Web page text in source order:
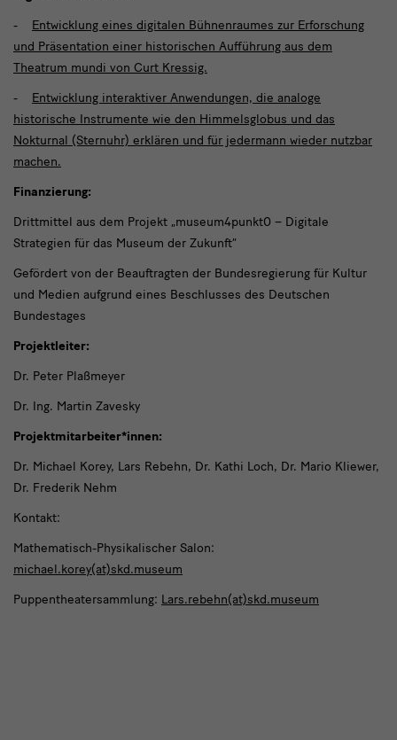
- Entwicklung eines digitalen Bühnenraumes zur Erforschung
und Präsentation einer historischen Aufführung aus dem
Theatrum mundi von Curt Kressig.
- Entwicklung interaktiver Anwendungen, die analoge
historische Instrumente wie den Himmelsglobus und das
Nokturnal (Sternuhr) erklären und für jedermann wieder nutzbar
machen.
Finanzierung:
Drittmittel aus dem Projekt „museum4punkt0 – Digitale
Strategien für das Museum der Zukunft“
Gefördert von der Beauftragten der Bundesregierung für Kultur
und Medien aufgrund eines Beschlusses des Deutschen
Bundestages
Projektleiter:
Dr. Peter Plaßmeyer
Dr. Ing. Martin Zavesky
Projektmitarbeiter*innen:
Dr. Michael Korey, Lars Rebehn, Dr. Kathi Loch, Dr. Mario Kliewer,
Dr. Frederik Nehm
Kontakt:
Mathematisch-Physikalischer Salon:
michael.korey(at)skd.museum
Puppentheatersammlung: Lars.rebehn(at)skd.museum